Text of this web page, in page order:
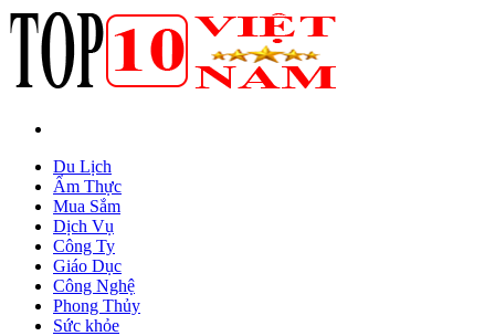
Du Lịch
Ẩm Thực
Mua Sắm
Dịch Vụ
Công Ty
Giáo Dục
Công Nghệ
Phong Thủy
Sức khỏe